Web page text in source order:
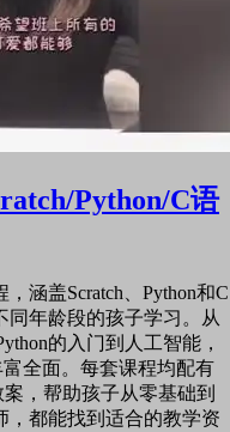
Python/C语
涵盖Scratch、Python和C
同年龄段的孩子学习。从
的入门到人工智能，
全面。每套课程均配有
，帮助孩子从零基础到
，都能找到适合的教学资